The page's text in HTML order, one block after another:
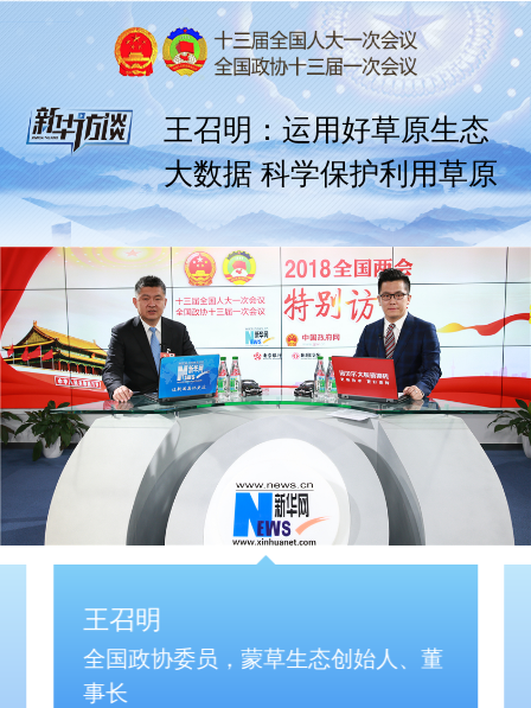
王召明：运用好草原生态
大数据 科学保护利用草原
王召明
全国政协委员，蒙草生态创始人、董
事长